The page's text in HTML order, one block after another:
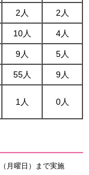
2人 2人
10人 4人
9人 5人
55人 9人
1人 0人
月曜日）まで実施